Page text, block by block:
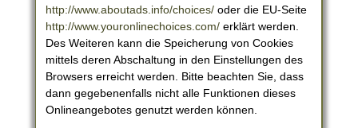
http://www.aboutads.info/choices/oder die EU-Seite
http://www.youronlinechoices.com/erklärt werden.
Des Weiteren kann die Speicherung von Cookies
mittels deren Abschaltung in den Einstellungen des
Browsers erreicht werden. Bitte beachten Sie, dass
dann gegebenenfalls nicht alle Funktionen dieses
Onlineangebotes genutzt werden können.